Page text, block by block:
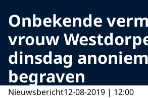
Onbekende
vrouw
dinsdag anoniem
begraven
Nieuwsbericht12-08-2019 | 12:00